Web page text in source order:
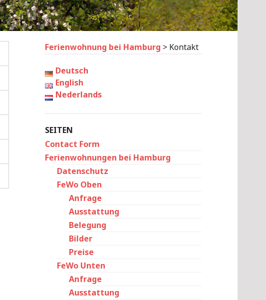
Ferienwohnung bei Hamburg > Kontakt
Deutsch
English
Nederlands
SEITEN
Contact Form
Ferienwohnungen bei Hamburg
Datenschutz
FeWo Oben
Anfrage
Ausstattung
Belegung
Bilder
Preise
FeWo Unten
Anfrage
Ausstattung